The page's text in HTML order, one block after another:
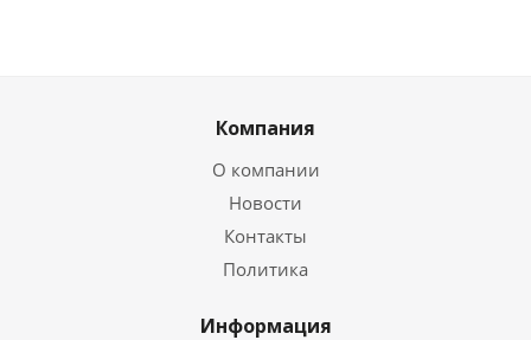
Компания
О компании
Новости
Контакты
Политика
Информация